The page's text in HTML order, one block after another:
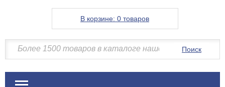
В корзине: 0 товаров
Поиск